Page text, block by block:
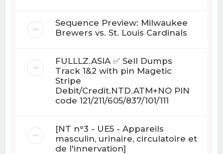
Sequence Preview: Milwaukee
Brewers vs. St. Louis Cardinals
FULLLZ.ASIA ✅ Sell Dumps
Track 1&2 with pin Magetic
Stripe
Debit/Credit.NTD.ATM+NO PIN
code 121/211/605/837/101/111
[NT n°3 - UE5 - Appareils
masculin, urinaire, circulatoire et
de l'innervation]